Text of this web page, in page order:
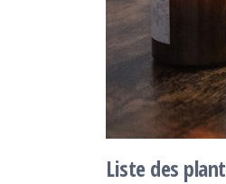
Liste des